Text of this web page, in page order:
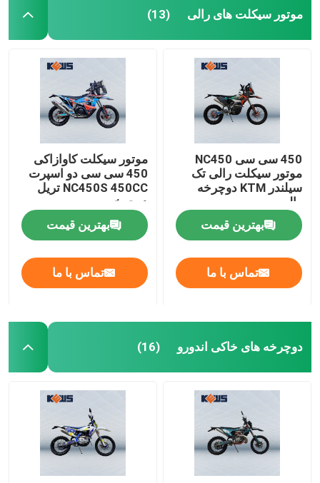
موتور سیکلت های رالی (13)
450 سی سی NC450
موتور سیکلت رالی تک
سیلندر KTM دوچرخه
رالی
بهترین قیمت
تماس با ما
موتور سیکلت کاوازاکی
450 سی سی دو اسپرت
NC450S 450CC تریل
دوچرخه
بهترین قیمت
تماس با ما
دوچرخه های خاکی اندورو (16)